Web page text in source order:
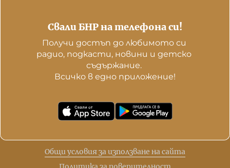
Свали БНР на телефона си!
Получи достъп до любимото си
радио, подкасти, новини и детско
съдържание.
Всичко в едно приложение!
Общи условия за използване на сайта